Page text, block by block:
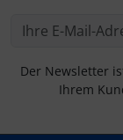
Der Newsletter
Ihrem